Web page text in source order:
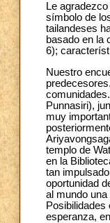
Le
símbolo de
tailandeses
basado en la
6);
Nuestro
Punnasiri),
muy
templo de
en la
tan
oportunidad
al mundo
esperanza,